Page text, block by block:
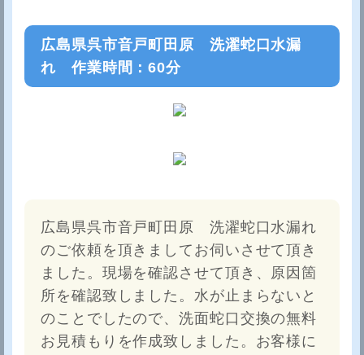
広島県呉市音戸町田原 洗濯蛇口水漏
れ 作業時間：60分
広島県呉市音戸町田原 洗濯蛇口水漏れ
のご依頼を頂きましてお伺いさせて頂き
ました。現場を確認させて頂き、原因箇
所を確認致しました。水が止まらないと
のことでしたので、洗面蛇口交換の無料
お見積もりを作成致しました。お客様に